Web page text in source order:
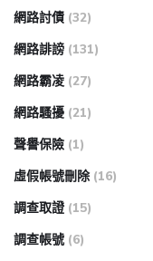
網路討債 (32)
網路誹謗 (131)
網路霸凌 (27)
網路騷擾 (21)
聲譽保險 (1)
虛假帳號刪除 (16)
調查取證 (15)
調查帳號 (6)